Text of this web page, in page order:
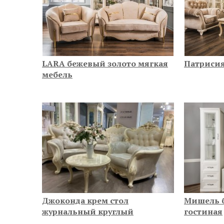
LARA бежевый золото мягкая
мебель
Джоконда крем стол
журнальный круглый
Мишель
гостиная